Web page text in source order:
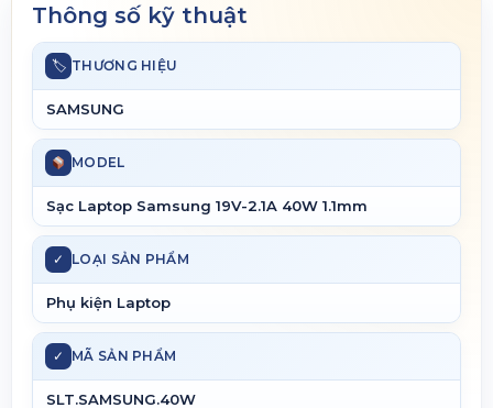
Thông số kỹ thuật
🏷 THƯƠNG HIỆU
SAMSUNG
MODEL
Sạc Laptop Samsung 19V-2.1A 40W 1.1mm
✓ LOẠI SẢN PHẨM
Phụ kiện Laptop
✓ MÃ SẢN PHẨM
SLT.SAMSUNG.40W